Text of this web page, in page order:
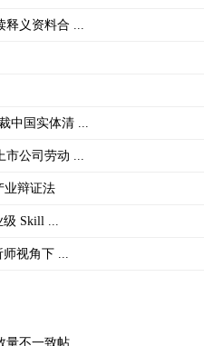
释义资料合 ...
中国实体清 ...
市公司劳动 ...
业辩证法
Skill ...
视角下 ...
不一致帖 ...